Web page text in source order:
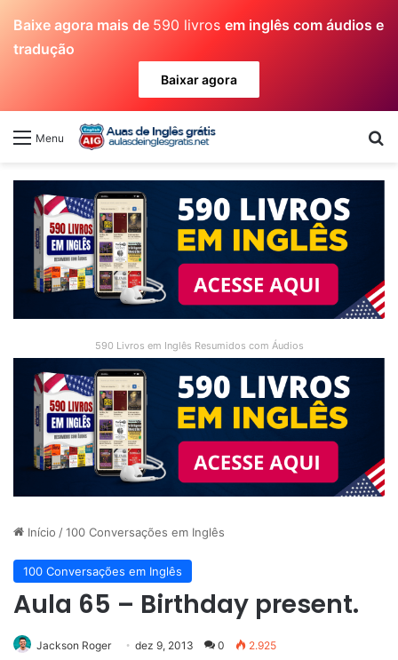
Baixe agora mais de 590 livros em inglês com áudios e
tradução
Baixar agora
Menu
590 Livros em Inglês Resumidos com Áudios
Início /100 Conversações em Inglês
100 Conversações em Inglês
Aula 65 – Birthday present.
Jackson Roger dez 9, 2013 0 2.925